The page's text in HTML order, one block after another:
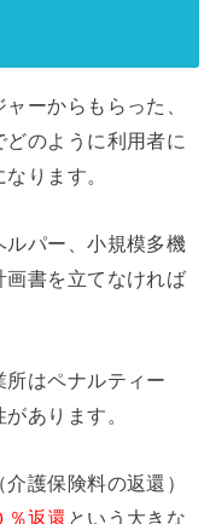
ーからもらった、
のように利用者に
ります。
ルパー、小規模多機
書を立てなければ
はペナルティー
あります。
護保険料の返還）
％返還 という大きな